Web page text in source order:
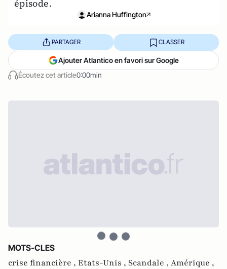
épisode.
Arianna Huffington
Écoutez cet article0:00min
PARTAGER CLASSER
Ajouter Atlantico en favori sur Google
MOTS-CLES
crise financière , Etats-Unis , Scandale , Amérique ,